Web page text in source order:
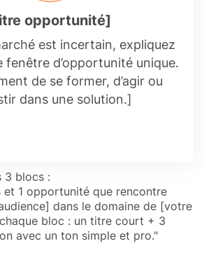
opportunité]
est incertain, expliquez
fenêtre d’opportunité unique.
de se former, d’agir ou
dans une solution.]
3 blocs :
et 1 opportunité que rencontre
dans le domaine de [votre
bloc : un titre court + 3
avec un ton simple et pro."